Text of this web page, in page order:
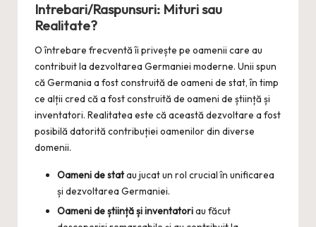
Intrebari/Raspunsuri: Mituri sau
Realitate?
O întrebare frecventă îi privește pe oamenii care au
contribuit la dezvoltarea Germaniei moderne. Unii spun
că Germania a fost construită de oameni de stat, în timp
ce alții cred că a fost construită de oameni de știință și
inventatori. Realitatea este că această dezvoltare a fost
posibilă datorită contribuției oamenilor din diverse
domenii.
Oameni de statau jucat un rol crucial în unificarea
și dezvoltarea Germaniei.
Oameni de știință și inventatoriau făcut